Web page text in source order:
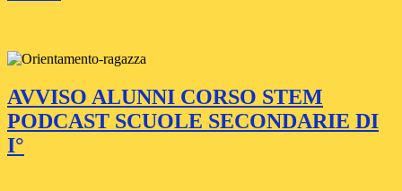
AVVISO ALUNNI CORSO STEM
PODCAST SCUOLE SECONDARIE DI
I°